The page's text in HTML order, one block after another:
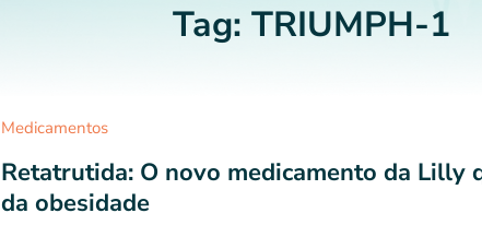
Tag: TRIUMPH-1
Medicamentos
Retatrutida: O novo medicamento da Lilly
da obesidade